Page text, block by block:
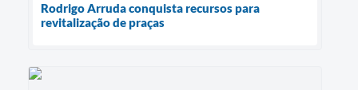
Rodrigo Arruda conquista recursos para
revitalização de praças